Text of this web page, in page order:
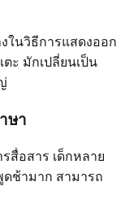
ในวิธีการแสดงออก
ะ มักเปลี่ยนเป็น
ษา
สื่อสาร เด็กหลาย
ช้ามาก สามารถ